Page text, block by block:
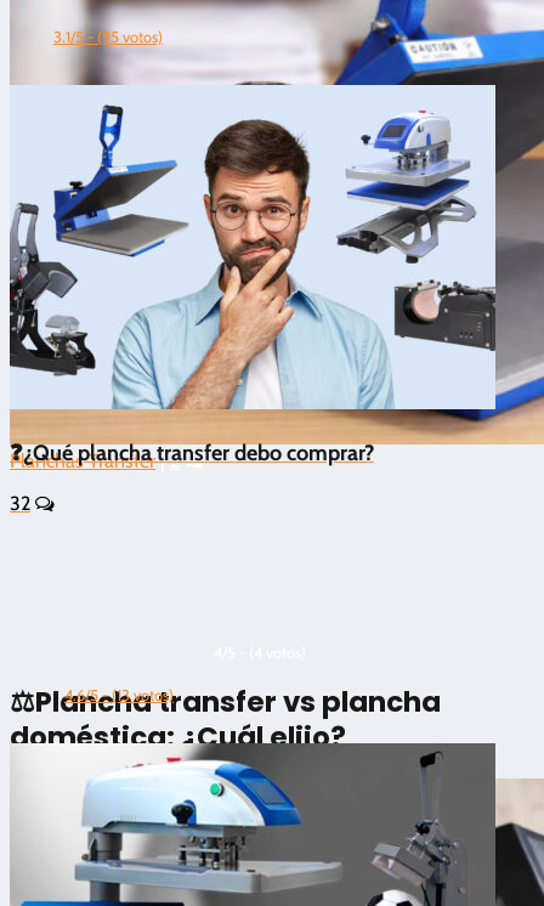
Planchas Transfer | 2
⚖️Plancha transfer vs plancha
doméstica: ¿Cuál elijo?
3.1/5 - (95 votos)
❓¿Qué plancha transfer debo comprar?
32
4.6/5 - (13 votos)